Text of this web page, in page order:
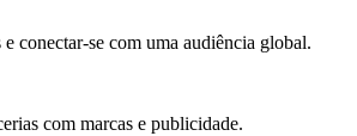
conectar-se com uma audiência global.
com marcas e publicidade.